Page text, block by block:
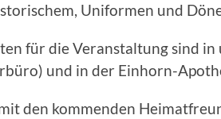
Uniformen und
für die Veranstaltung sind in
und in der Einhorn-
den kommenden